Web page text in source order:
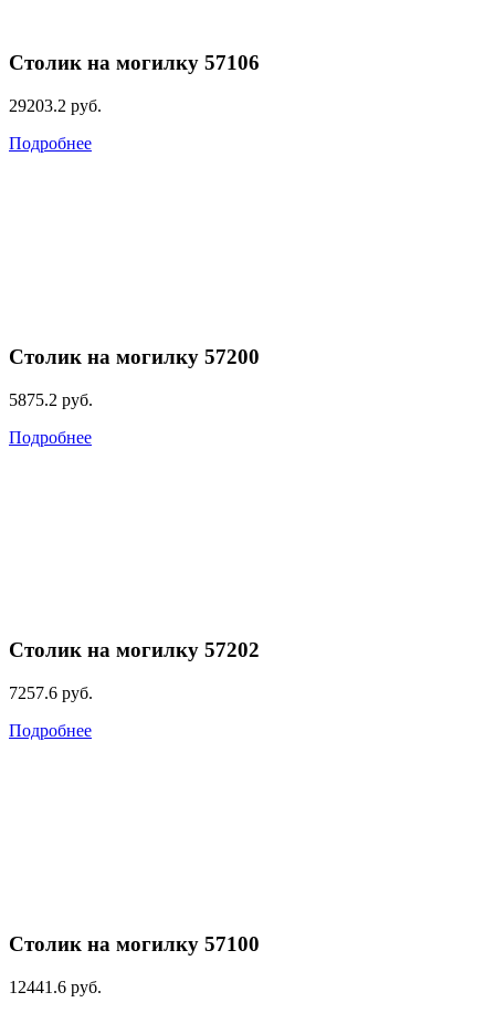
Столик на могилку 57106
29203.2 руб.
Подробнее
Столик на могилку 57200
5875.2 руб.
Подробнее
Столик на могилку 57202
7257.6 руб.
Подробнее
Столик на могилку 57100
12441.6 руб.